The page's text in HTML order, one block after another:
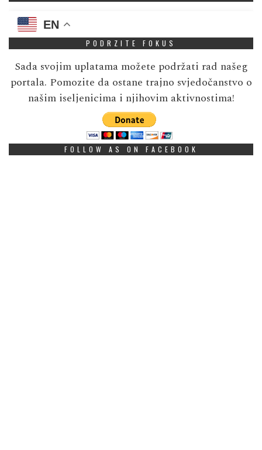
EN
PODRZITE FOKUS
Sada svojim uplatama možete podržati rad našeg
portala. Pomozite da ostane trajno svjedočanstvo o
našim iseljenicima i njihovim aktivnostima!
FOLLOW AS ON FACEBOOK